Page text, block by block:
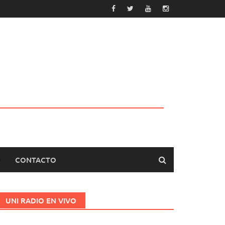
CONTACTO
UNI RADIO EN VIVO